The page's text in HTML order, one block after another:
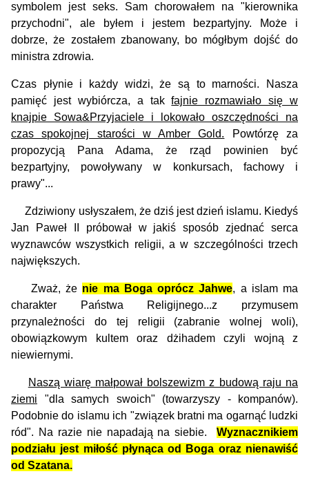
symbolem jest seks. Sam chorowałem na "kierownika
przychodni", ale byłem i jestem bezpartyjny. Może i
dobrze, że zostałem zbanowany, bo mógłbym dojść do
ministra zdrowia.
Czas płynie i każdy widzi, że są to marności. Nasza
pamięć jest wybiórcza, a takfajnie rozmawiało się w
knajpie Sowa&Przyjaciele i lokowało oszczędności na
czas spokojnej starości w Amber Gold. Powtórzę za
propozycją Pana Adama, że rząd powinien być
bezpartyjny, powoływany w konkursach, fachowy i
prawy"...
Zdziwiony usłyszałem, że dziś jest dzień islamu. Kiedyś
Jan Paweł II próbował w jakiś sposób zjednać serca
wyznawców wszystkich religii, a w szczególności trzech
największych.
Zważ, że nie ma Boga oprócz Jahwe, a islam ma
charakter Państwa Religijnego...z przymusem
przynależności do tej religii (zabranie wolnej woli),
obowiązkowym kultem oraz dżihadem czyli wojną z
niewiernymi.
Naszą wiarę małpował bolszewizm z budową raju na
ziemi "dla samych swoich" (towarzyszy - kompanów).
Podobnie do islamu ich "związek bratni ma ogarnąć ludzki
ród". Na razie nie napadają na siebie. Wyznacznikiem
podziału jest miłość płynąca od Boga oraz nienawiść
od Szatana.